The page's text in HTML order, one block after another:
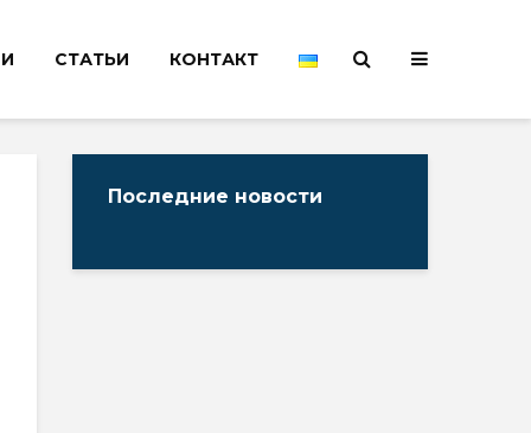
СТАТЬИ КОНТАКТ
Последние новости